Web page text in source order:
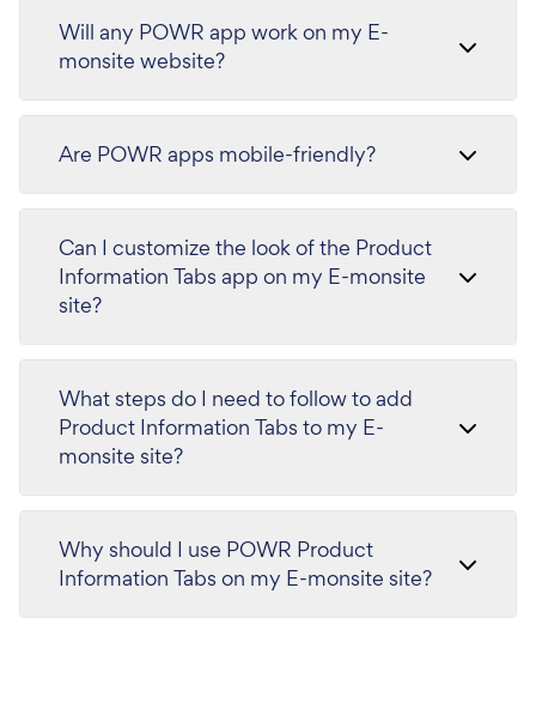
Will any POWR app work on my E-
monsite website?
Are POWR apps mobile-friendly?
Can I customize the look of the Product
Information Tabs app on my E-monsite
site?
What steps do I need to follow to add
Product Information Tabs to my E-
monsite site?
Why should I use POWR Product
Information Tabs on my E-monsite site?